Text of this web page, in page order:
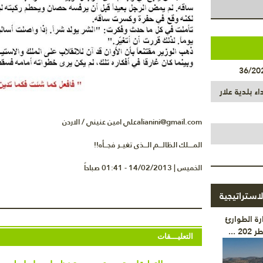
بلدية علار
الطوارئ
...
alianini@gmail.comعلي امين عنيني / الاردن
المــــلك الظالـــم الـــذى تغيــر فجـــأه!!
الخميس | 14/02/2013 - 01:41 صباحاً
التعليـــقات